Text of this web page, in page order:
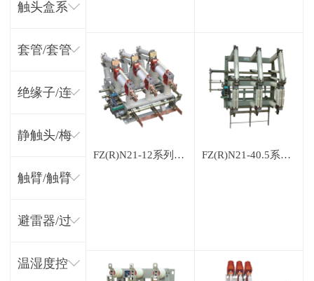
障指示器
系列
触头盒系
列
套管/套管
座系列
绝缘子/连
体绝缘子
系列
静触头/梅
花/扁形触
头系列
触臂/触臂
套管系列
避雷器/过
电压保护
温湿度控
FZ(R)N21-12系列户内高压真空负荷开关(熔断器组合电器) FZ(R)N21-40.5系列户内高压真空负荷开关(熔断器组合电器)